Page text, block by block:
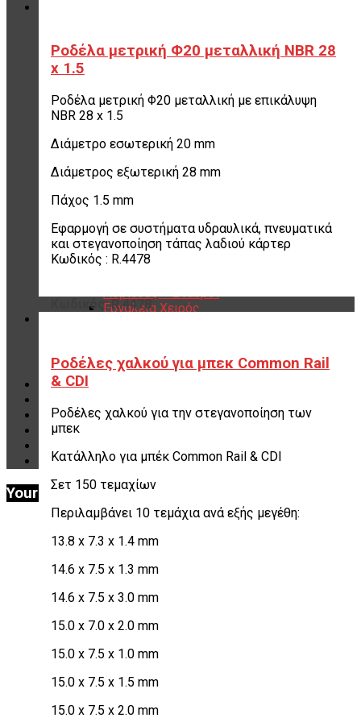
Ροδέλα μετρική Φ20 μεταλλική NBR 28
x 1.5
Ροδέλα μετρική Φ20 μεταλλική με επικάλυψη
NBR 28 x 1.5
Διάμετρο εσωτερική 20 mm
Διάμετρος εξωτερική 28 mm
Πάχος 1.5 mm
Εφαρμογή σε συστήματα υδραυλικά, πνευματικά
και στεγανοποίηση τάπας λαδιού κάρτερ
Κωδικός : R.4478
Κωδικός: R.4478
Ροδέλες χαλκού για μπεκ Common Rail
& CDI
Ροδέλες χαλκού για την στεγανοποίηση των
μπεκ
Κατάλληλο για μπέκ Common Rail & CDI
Σετ 150 τεμαχίων
Περιλαμβάνει 10 τεμάχια ανά εξής μεγέθη:
13.8 x 7.3 x 1.4 mm
14.6 x 7.5 x 1.3 mm
14.6 x 7.5 x 3.0 mm
15.0 x 7.0 x 2.0 mm
15.0 x 7.5 x 1.0 mm
15.0 x 7.5 x 1.5 mm
15.0 x 7.5 x 2.0 mm
Εργαλεία
Εργαλεία Βουλκανιζατέρ – Συνεργείων
Καρυδάκια
Αερόμετρα & Είδη φουσκώματος
Είδη αέρος – Σωλήνες – Μπαλαντέζες
Μεταφορείς Ελαστικών
Γερανάκια – Σασμανόγρυλοι
Εργαλεία για μοτοσικλέτα
αμορτισέρ – Εξωλκείς
Λαδιέρες – Βαλβολινιέρες – Γρασαδόροι
Πάγκοι – Εργαλειοφόροι – Εργαλειοθήκες
Λεβιέδες – Σταυροί
Εργαλεία Χειρός
Διάφορα Είδη Φανοποιείου
Αναλώσιμα Είδη Συνεργείου
ΚΑΤΑΛΟΓΟΣ
VIDEO & ΝΕΑ
ΕΠΙΚΟΙΝΩΝΙΑ
ΕΝ
Your Cart